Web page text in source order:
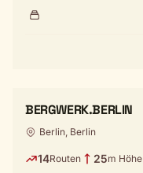
BERGWERK.BERLIN
Berlin, Berlin
14Routen 25m Höhe